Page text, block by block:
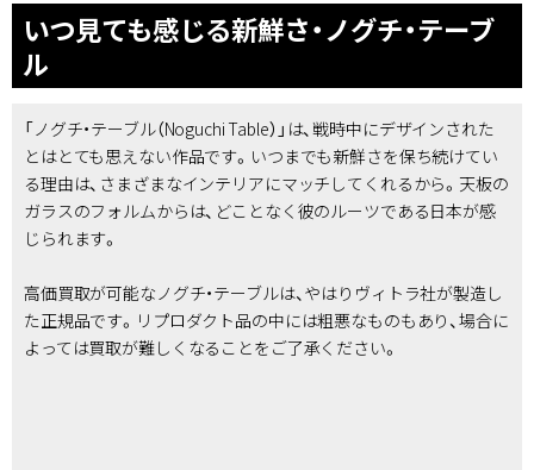
いつ見ても感じる新鮮さ・ノグチ・テーブ
ル
「ノグチ・テーブル（Noguchi Table）」は、戦時中にデザインされた
とはとても思えない作品です。いつまでも新鮮さを保ち続けてい
る理由は、さまざまなインテリアにマッチしてくれるから。天板の
ガラスのフォルムからは、どことなく彼のルーツである日本が感
じられます。
高価買取が可能なノグチ・テーブルは、やはりヴィトラ社が製造し
た正規品です。リプロダクト品の中には粗悪なものもあり、場合に
よっては買取が難しくなることをご了承ください。